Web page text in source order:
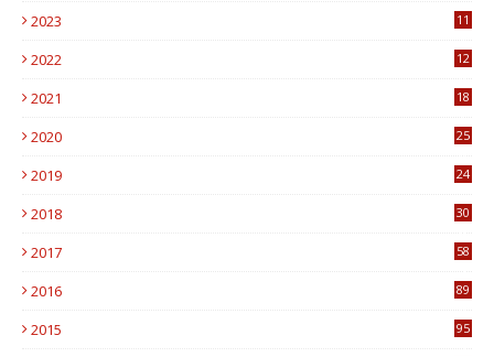
2023
11
2022
12
2021
18
2020
25
2019
24
2018
30
2017
58
2016
89
2015
95